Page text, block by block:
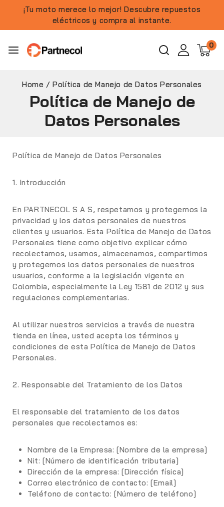
¡Tu moto merece lo mejor! Descubre repuestos
eléctricos y compra al instante.
0
Home / Política de Manejo de Datos Personales
Política de Manejo de
Datos Personales
Política de Manejo de Datos Personales
1. Introducción
En PARTNECOL S A S, respetamos y protegemos la
privacidad y los datos personales de nuestros
clientes y usuarios. Esta Política de Manejo de Datos
Personales tiene como objetivo explicar cómo
recolectamos, usamos, almacenamos, compartimos
y protegemos los datos personales de nuestros
usuarios, conforme a la legislación vigente en
Colombia, especialmente la Ley 1581 de 2012 y sus
regulaciones complementarias.
Al utilizar nuestros servicios a través de nuestra
tienda en línea, usted acepta los términos y
condiciones de esta Política de Manejo de Datos
Personales.
2. Responsable del Tratamiento de los Datos
El responsable del tratamiento de los datos
personales que recolectamos es:
Nombre de la Empresa: [Nombre de la empresa]
Nit: [Número de identificación tributaria]
Dirección de la empresa: [Dirección física]
Correo electrónico de contacto: [Email]
Teléfono de contacto: [Número de teléfono]